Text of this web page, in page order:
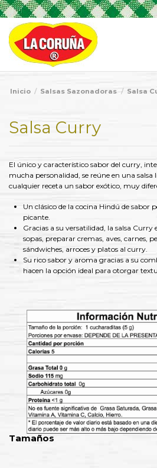
Inicio Salsas Sazonadoras Salsa
Salsa Curry
El único y característico sabor del curry,
mucha personalidad, se reúne en una
cualquier receta un sabor exótico, muy
Un clásico de la cocina Hindú de sabor
picante.
Gracias a su versatilidad, la salsa
sopas, preparar cremas, aves, carnes,
sándwiches, arroces y platos
Su rico sabor y aroma gracias a su
hacen la opción ideal para otorgar
Tamaños